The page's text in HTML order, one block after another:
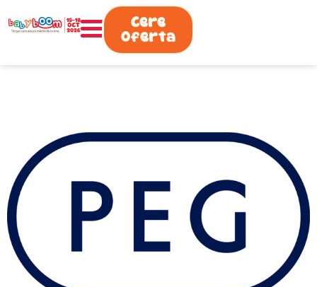
0730.808.038 Cere
Oferta